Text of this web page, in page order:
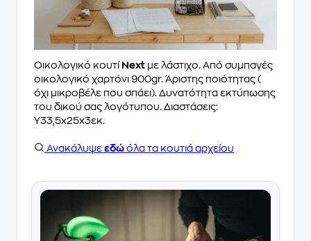
Οικολογικό κουτί Next με λάστιχο. Από συμπαγές
οικολογικό χαρτόνι 900gr. Άριστης ποιότητας (
όχι μικροβέλε που σπάει). Δυνατότητα εκτύπωσης
του δικού σας λογότυπου. Διαστάσεις:
Υ33,5x25x3εκ.
Ανακάλυψε εδώ όλα τα κουτιά αρχείου